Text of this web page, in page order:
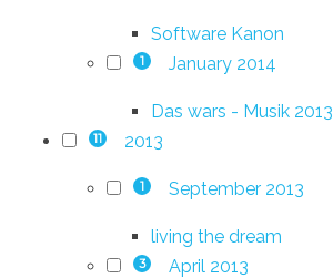
Software Kanon
1 January 2014
Das wars - Musik 2013
11 2013
1 September 2013
living the dream
3 April 2013